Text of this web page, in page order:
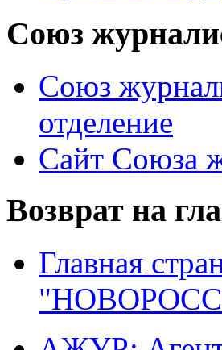
Союз
Союз
отделение
Сайт Союза
Возврат на
Главная